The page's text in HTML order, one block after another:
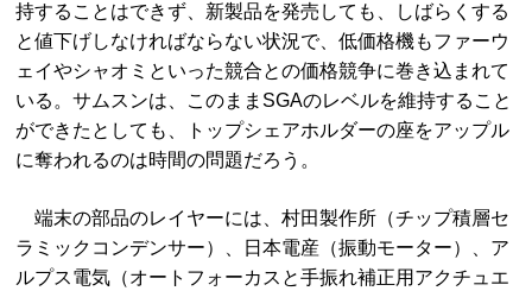
持することはできず、新製品を発売しても、しばらくする
と値下げしなければならない状況で、低価格機もファーウ
ェイやシャオミといった競合との価格競争に巻き込まれて
いる。サムスンは、このままSGAのレベルを維持すること
ができたとしても、トップシェアホルダーの座をアップル
に奪われるのは時間の問題だろう。
端末の部品のレイヤーには、村田製作所（チップ積層セ
ラミックコンデンサー）、日本電産（振動モーター）、ア
ルプス電気（オートフォーカスと手振れ補正用アクチュエ